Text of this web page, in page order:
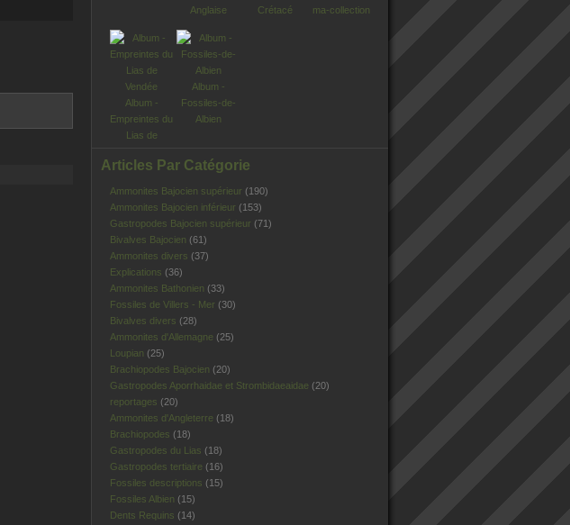
Anglaise
Crétacé
ma-collection
Album -
Empreintes du
Lias de
Album -
Fossiles-de-
Albien
Articles Par Catégorie
Ammonites Bajocien supérieur (190)
Ammonites Bajocien inférieur (153)
Gastropodes Bajocien supérieur (71)
Bivalves Bajocien (61)
Ammonites divers (37)
Explications (36)
Ammonites Bathonien (33)
Fossiles de Villers - Mer (30)
Bivalves divers (28)
Ammonites d'Allemagne (25)
Loupian (25)
Brachiopodes Bajocien (20)
Gastropodes Aporrhaidae et Strombidaeaidae (20)
reportages (20)
Ammonites d'Angleterre (18)
Brachiopodes (18)
Gastropodes du Lias (18)
Gastropodes tertiaire (16)
Fossiles descriptions (15)
Fossiles Albien (15)
Dents Requins (14)